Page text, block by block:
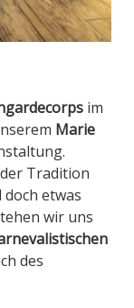
gardecorps im
Marie
Tradition
doch etwas
wir uns
des